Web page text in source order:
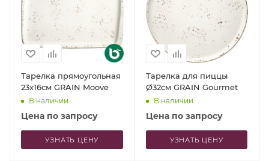
Тарелка прямоугольная
23x16см GRAIN Moove
В наличии
Цена по запросу
УЗНАТЬ ЦЕНУ
Тарелка для пиццы
Ø32см GRAIN Gourmet
В наличии
Цена по запросу
УЗНАТЬ ЦЕНУ